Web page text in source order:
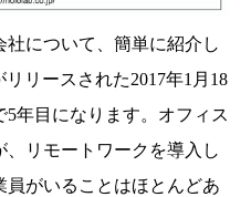
社について、簡単に紹介し
リースされた2017年1月18
年目になります。オフィス
リモートワークを導入し
がいることはほとんどあ